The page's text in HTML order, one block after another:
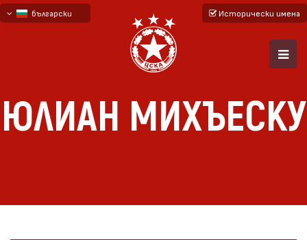
български
Исторически имена
ЮЛИАН МИХЪЕСКУ